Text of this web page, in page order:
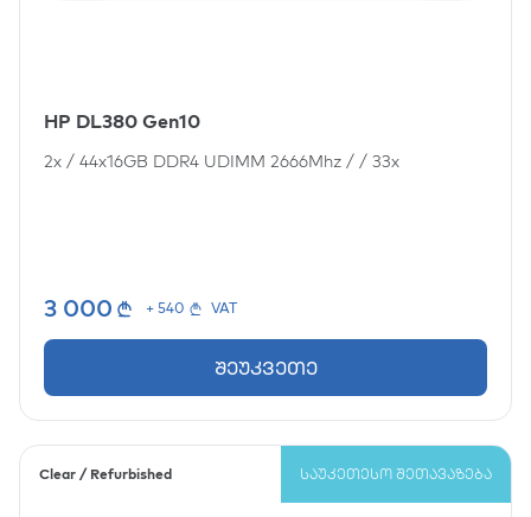
HP DL380 Gen10
2x / 44x16GB DDR4 UDIMM 2666Mhz / / 33x
3 000 + 540 VAT
შეუკვეთე
Clear / Refurbished ᲡᲐᲣᲙᲔᲗᲔᲡᲝ ᲨᲔᲗᲐᲕᲐᲖᲔᲑᲐ